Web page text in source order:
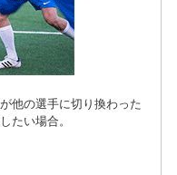
他の選手に切り換わった
たい場合。